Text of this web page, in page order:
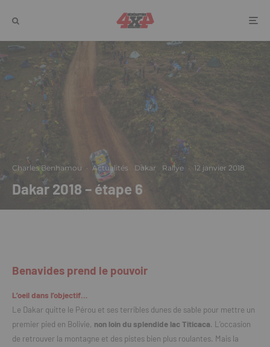
Charles Benhamou · Actualités Dakar Rallye · 12 janvier 2018
Dakar 2018 – étape 6
Benavides prend le pouvoir
L’oeil dans l’objectif…
Le Dakar quitte le Pérou et ses terribles dunes de sable pour mettre un
premier pied en Bolivie, non loin du splendide lac Titicaca. L’occasion
de retrouver la montagne et des pistes bien plus roulantes. Mais la